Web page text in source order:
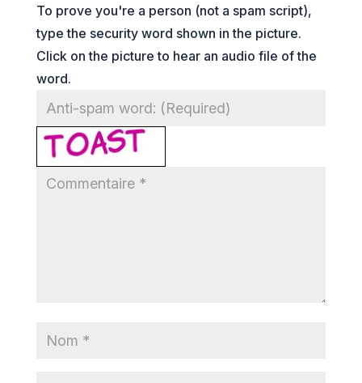
To prove you're a person (not a spam script),
type the security word shown in the picture.
Click on the picture to hear an audio file of the
word.